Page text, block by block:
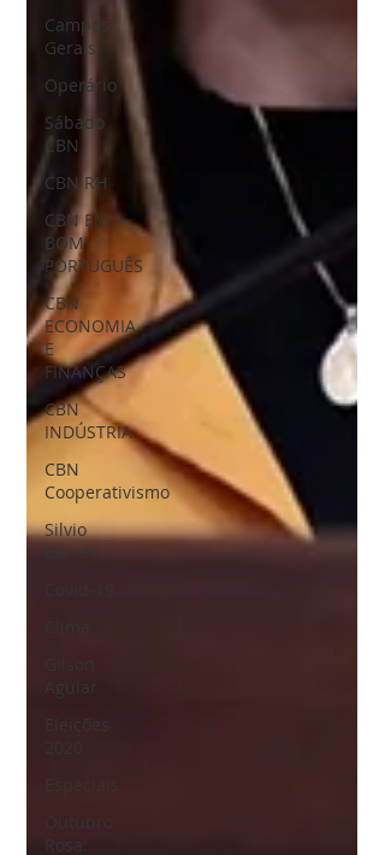
Campos
Gerais
Operário
Sábado
CBN
CBN RH
CBN EM
BOM
PORTUGUÊS
CBN
ECONOMIA
E
FINANÇAS
CBN
INDÚSTRIA
CBN
Cooperativismo
Silvio
Barros
Aguiar